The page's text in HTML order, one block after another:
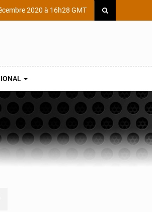
2020 à 16h28 GMT